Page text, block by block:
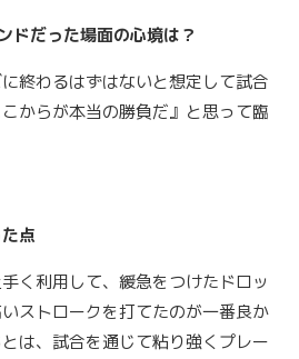
ドだった場面の心境は？
終わるはずはないと想定して試合
からが本当の勝負だ』と思って臨
点
く利用して、緩急をつけたドロッ
ストロークを打てたのが一番良か
は、試合を通じて粘り強くプレー